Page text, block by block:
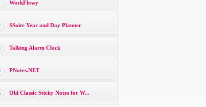
WorkFlowy
SSuite Year and Day Planner
Talking Alarm Clock
PNotes.NET
Old Classic Sticky Notes for W...